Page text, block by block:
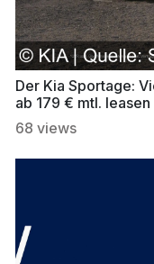
Der Kia Sportage:
ab 179 € mtl. leasen
68 views